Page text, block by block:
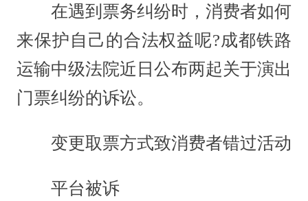
在遇到票务纠纷时，消费者如何
来保护自己的合法权益呢?成都铁路
运输中级法院近日公布两起关于演出
门票纠纷的诉讼。
变更取票方式致消费者错过活动
平台被诉